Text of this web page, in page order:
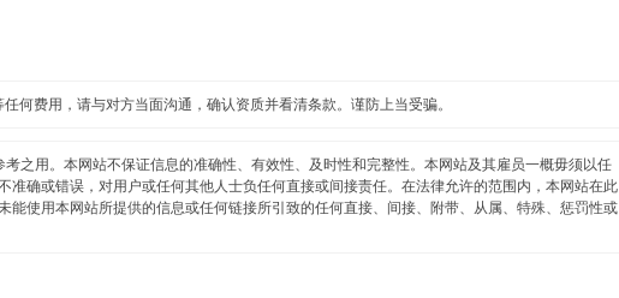
何费用，请与对方当面沟通，确认资质并看清条款。谨防上当受骗。
之用。本网站不保证信息的准确性、有效性、及时性和完整性。本网站及其雇员一概毋须以任
准确或错误，对用户或任何其他人士负任何直接或间接责任。在法律允许的范围内，本网站在此
能使用本网站所提供的信息或任何链接所引致的任何直接、间接、附带、从属、特殊、惩罚性或